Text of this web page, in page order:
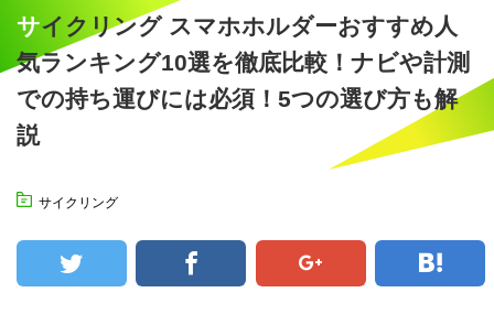
サイクリング スマホホルダーおすすめ人
気ランキング10選を徹底比較！ナビや計測
での持ち運びには必須！5つの選び方も解
説
サイクリング